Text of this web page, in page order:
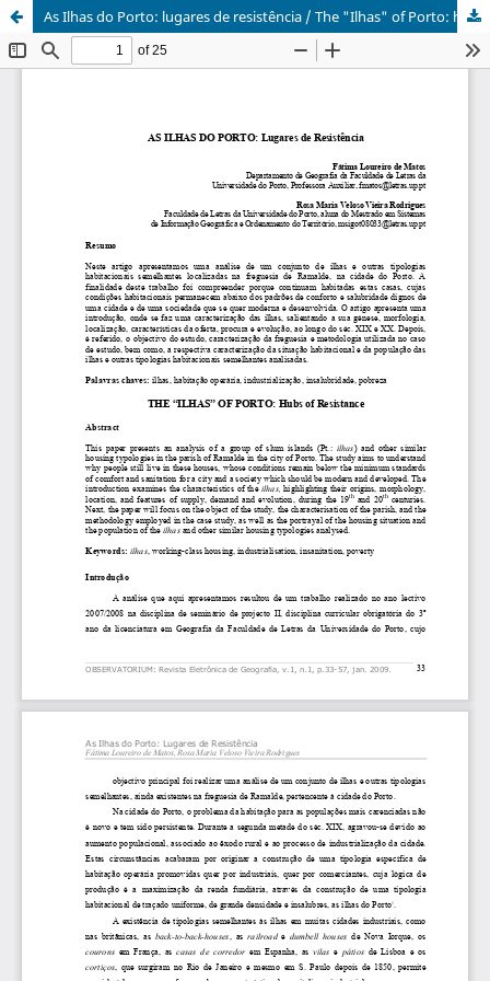
As Ilhas do Porto: lugares de resistência / The "Ilhas" of Porto: hubs of resistance